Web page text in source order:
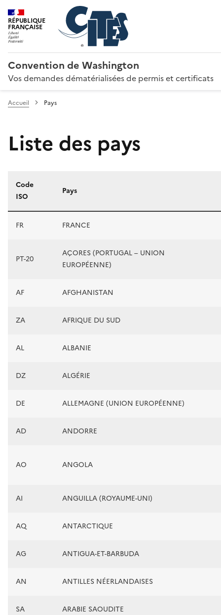
RÉPUBLIQUE
FRANÇAISE
Convention de Washington
Vos demandes dématérialisées de permis et certificats
Accueil Pays
Liste des pays
Liste des pays
Code
ISO
Pays
FR FRANCE
PT-20
AÇORES (PORTUGAL – UNION
EUROPÉENNE)
AF AFGHANISTAN
ZA AFRIQUE DU SUD
AL ALBANIE
DZ ALGÉRIE
DE ALLEMAGNE (UNION EUROPÉENNE)
AD ANDORRE
AO ANGOLA
AI ANGUILLA (ROYAUME-UNI)
AQ ANTARCTIQUE
AG ANTIGUA-ET-BARBUDA
AN ANTILLES NÉERLANDAISES
SA ARABIE SAOUDITE